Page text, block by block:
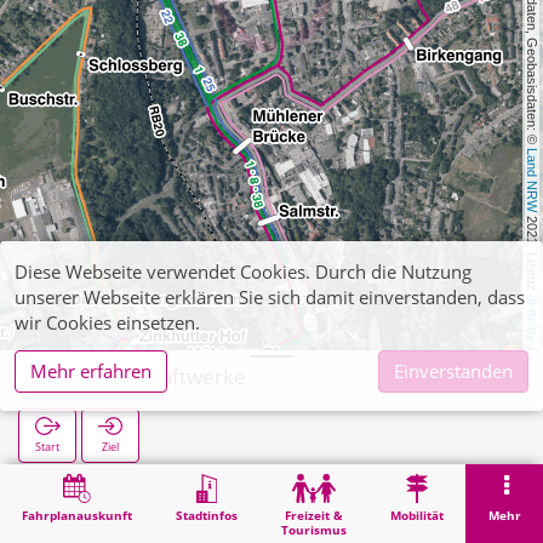
, Kartendaten, Geobasisdaten: ©
Land NRW
2021, Lizenz
dl-de/by-2-0
Fahrplanauskunft Stadtinfos
Freizeit &
Tourismus
Mobilität Mehr
Steinfurt Kraftwerke
Start Ziel
Suche Steinfurt Kraftwerke
Diese Webseite verwendet Cookies. Durch die Nutzung
unserer Webseite erklären Sie sich damit einverstanden, dass
wir Cookies einsetzen.
Mehr erfahren
Einverstanden